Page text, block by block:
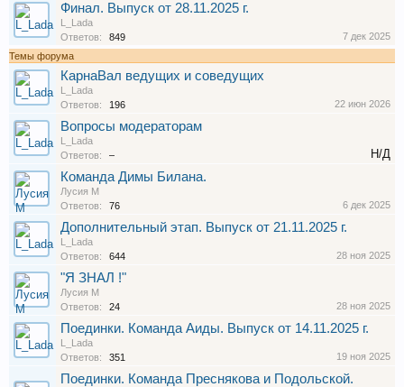
Финал. Выпуск от 28.11.2025 г.
L_Lada
Ответов:
849
7 дек 2025
Темы форума
КарнаВал ведущих и соведущих
L_Lada
Ответов:
196 22 июн 2026
Вопросы модераторам
L_Lada
Ответов:
– Н/Д
Команда Димы Билана.
Лусия М
Ответов:
76 6 дек 2025
Дополнительный этап. Выпуск от 21.11.2025 г.
L_Lada
Ответов:
644 28 ноя 2025
"Я ЗНАЛ !"
Лусия М
Ответов:
24 28 ноя 2025
Поединки. Команда Аиды. Выпуск от 14.11.2025 г.
L_Lada
Ответов:
351 19 ноя 2025
Поединки. Команда Преснякова и Подольской.